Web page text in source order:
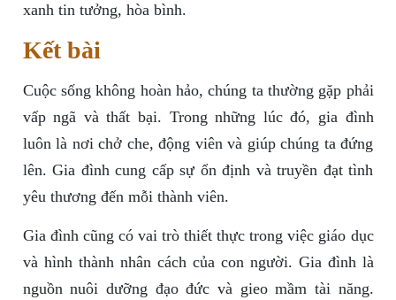
xanh tin tưởng, hòa bình.
Kết bài
Cuộc sống không hoàn hảo, chúng ta thường gặp phải
vấp ngã và thất bại. Trong những lúc đó, gia đình
luôn là nơi chở che, động viên và giúp chúng ta đứng
lên. Gia đình cung cấp sự ổn định và truyền đạt tình
yêu thương đến mỗi thành viên.
Gia đình cũng có vai trò thiết thực trong việc giáo dục
và hình thành nhân cách của con người. Gia đình là
nguồn nuôi dưỡng đạo đức và gieo mầm tài năng.